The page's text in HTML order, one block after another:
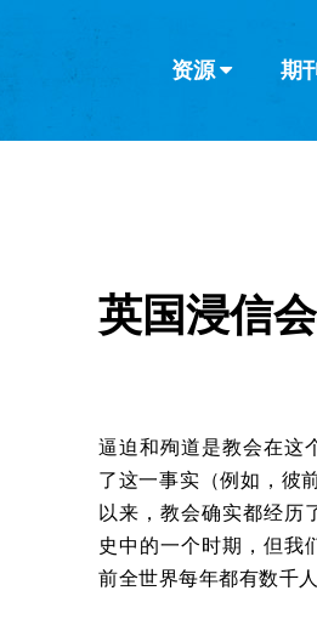
资源 期
英国浸信
逼迫和殉道是教会在这
了这一事实（例如，彼
以来，教会确实都经历
史中的一个时期，但我
前全世界每年都有数千人